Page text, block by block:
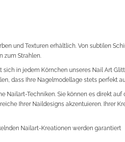
und Texturen erhältlich. Von subtilen
zum Strahlen.
in jedem Körnchen unseres Nail Art
dass Ihre Nagelmodellage stets perfekt
Nailart-Techniken. Sie können es direkt auf
Ihrer Naildesigns akzentuieren. Ihrer
Nailart-Kreationen werden garantiert